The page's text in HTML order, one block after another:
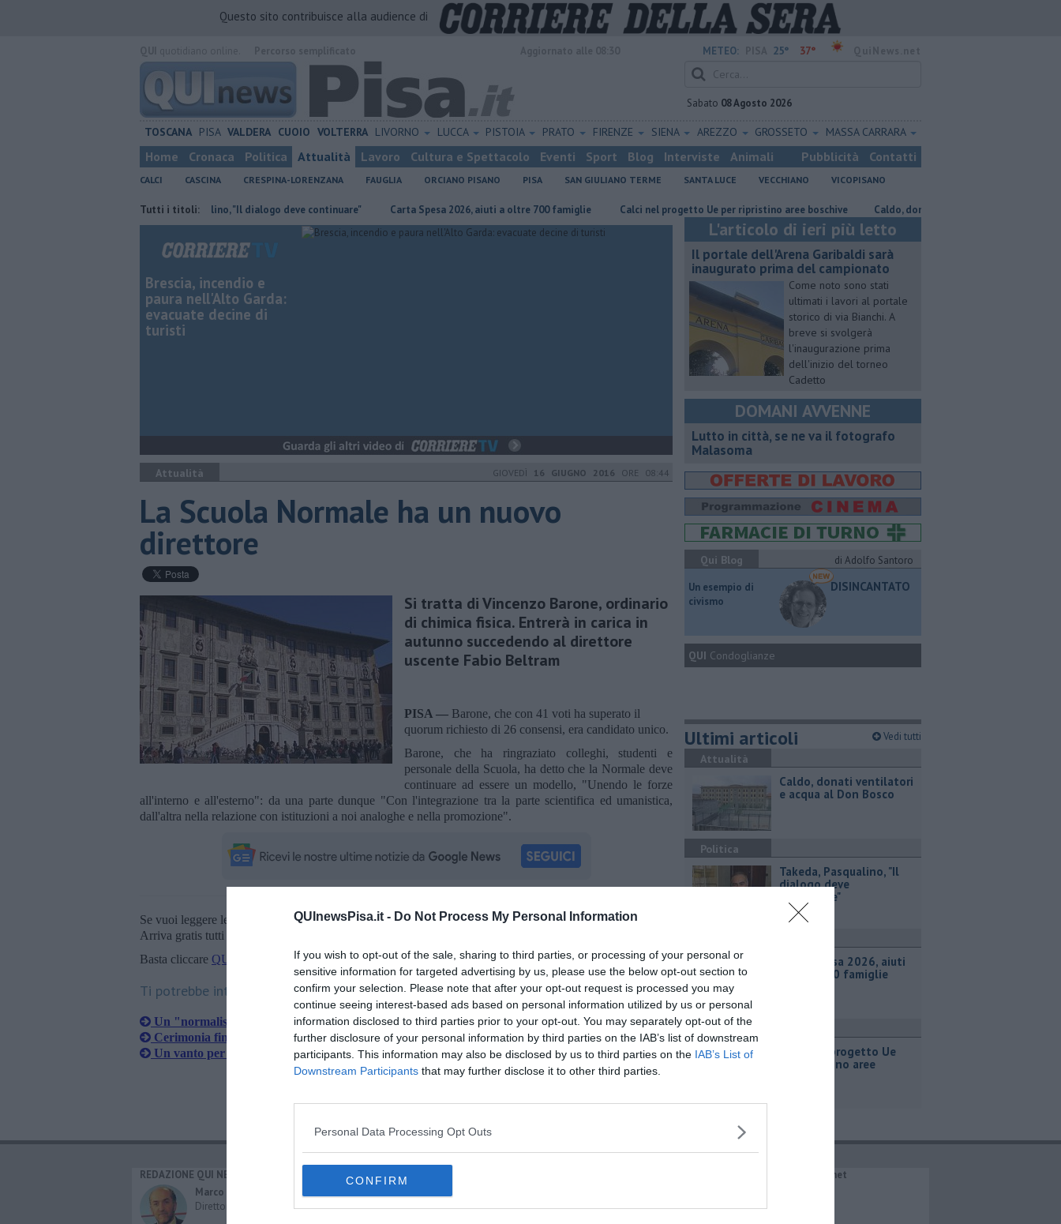
QUInewsPisa.it - Do Not Process My Personal Information
If you wish to opt-out of the sale, sharing to third parties, or processing of your personal or
sensitive information for targeted advertising by us, please use the below opt-out section to
confirm your selection. Please note that after your opt-out request is processed you may
continue seeing interest-based ads based on personal information utilized by us or personal
information disclosed to third parties prior to your opt-out. You may separately opt-out of the
further disclosure of your personal information by third parties on the IAB’s list of downstream
participants. This information may also be disclosed by us to third parties on the IAB’s List of
Downstream Participants that may further disclose it to other third parties.
Personal Data Processing Opt Outs
CONFIRM
Questo sito contribuisce alla audience di
METEO: 25° 37°
Sabato 08 Agosto 2026
TOSCANA PISA VALDERA CUOIO VOLTERRA LIVORNO LUCCA PISTOIA PRATO FIRENZE SIENA AREZZO GROSSETO MASSA CARRARA
Home Cronaca Politica Attualità Lavoro Cultura e Spettacolo Eventi Sport Blog Interviste Animali Pubblicità Contatti
CALCI CASCINA CRESPINA-LORENZANA FAUGLIA ORCIANO PISANO PISA SAN GIULIANO TERME SANTA LUCE VECCHIANO VICOPISANO
Tutti i titoli:
Takeda, Pasqualino, "Il dialogo deve continuare" Carta Spesa 2026, aiuti a oltre 700 famiglie Calci nel progetto Ue per ripristino aree boschive Caldo, donati ventilatori e acqua al Don Bosco
Brescia, incendio e
paura nell'Alto Garda:
evacuate decine di
turisti
Attualità GIOVEDÌ 16 GIUGNO 2016 ORE 08:44
La Scuola Normale ha un nuovo
direttore
Si tratta di Vincenzo Barone, ordinario
di chimica fisica. Entrerà in carica in
autunno succedendo al direttore
uscente Fabio Beltram
PISA — Barone, che con 41 voti ha superato il
quorum richiesto di 26 consensi, era candidato unico.
Barone, che ha ringraziato colleghi, studenti e
personale della Scuola, ha detto che la Normale deve
continuare ad essere un modello, "Unendo le forze
all'interno e all'esterno": da una parte dunque "Con l'integrazione tra la parte scientifica ed umanistica,
dall'altra nella relazione con istituzioni a noi analoghe e nella promozione".
Se vuoi leggere le notizie principali della Toscana iscriviti allaNewsletter QUInews - ToscanaMedia.
Arriva gratis tutti i giorni alle 20:00 direttamente nella tua casella di posta.
Basta cliccare QUI
Ti potrebbe interessare anche:
Un "normalista" presidente del Cnr
Cerimonia finita, Mattarella pranza alla Normale
Un vanto per la città
L'articolo di ieri più letto
Il portale dell'Arena Garibaldi sarà
inaugurato prima del campionato
Come noto sono stati
ultimati i lavori al portale
storico di via Bianchi. A
breve si svolgerà
l'inaugurazione prima
dell'inizio del torneo
Cadetto
DOMANI AVVENNE
Lutto in città, se ne va il fotografo
Malasoma
Qui Blog
di Adolfo Santoro
​Un esempio di
civismo
DISINCANTATO
QUI Condoglianze
Ultimi articoli Vedi tutti
Attualità
Caldo, donati ventilatori
e acqua al Don Bosco
Politica
Takeda, Pasqualino, "Il
dialogo deve
continuare"
Carta Spesa 2026, aiuti
a oltre 700 famiglie
Attualità
Calci nel progetto Ue
per ripristino aree
REDAZIONE QUI NEWS
Marco Migli
Direttore Responsabile
CATEGORIE
Cronaca
IL NETWORK QuiNews.net